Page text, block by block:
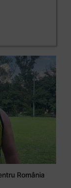
România